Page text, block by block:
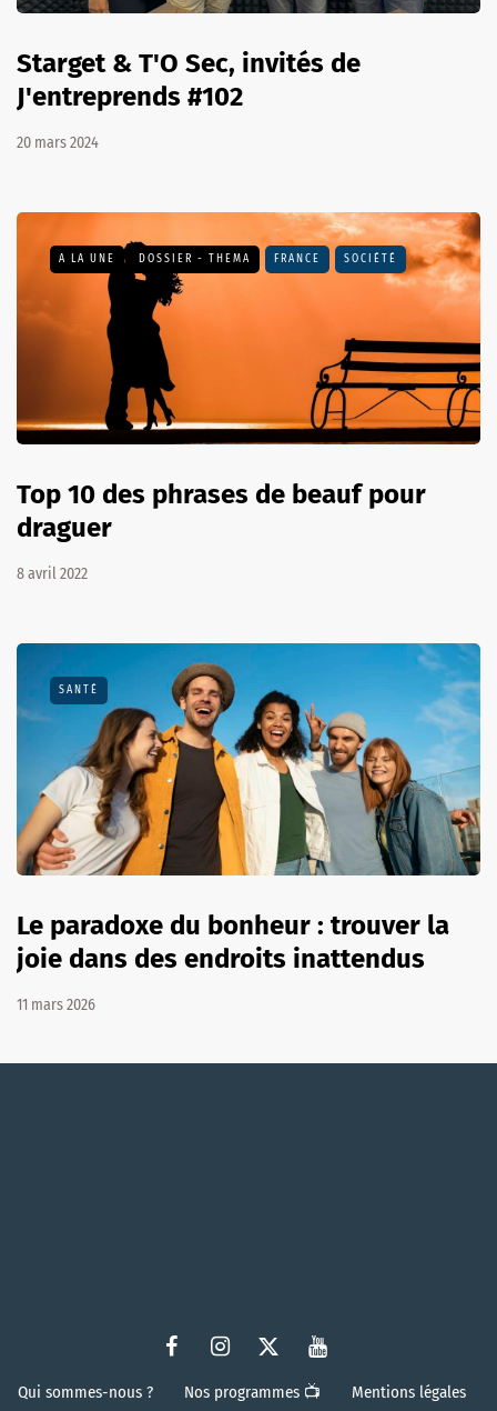
Starget & T'O Sec, invités de
J'entreprends #102
20 mars 2024
A LA UNE DOSSIER - THEMA FRANCE SOCIÉTÉ
Top 10 des phrases de beauf pour
draguer
8 avril 2022
SANTÉ
Le paradoxe du bonheur : trouver la
joie dans des endroits inattendus
11 mars 2026
Qui sommes-nous ? Nos programmes 📺
Mentions légales